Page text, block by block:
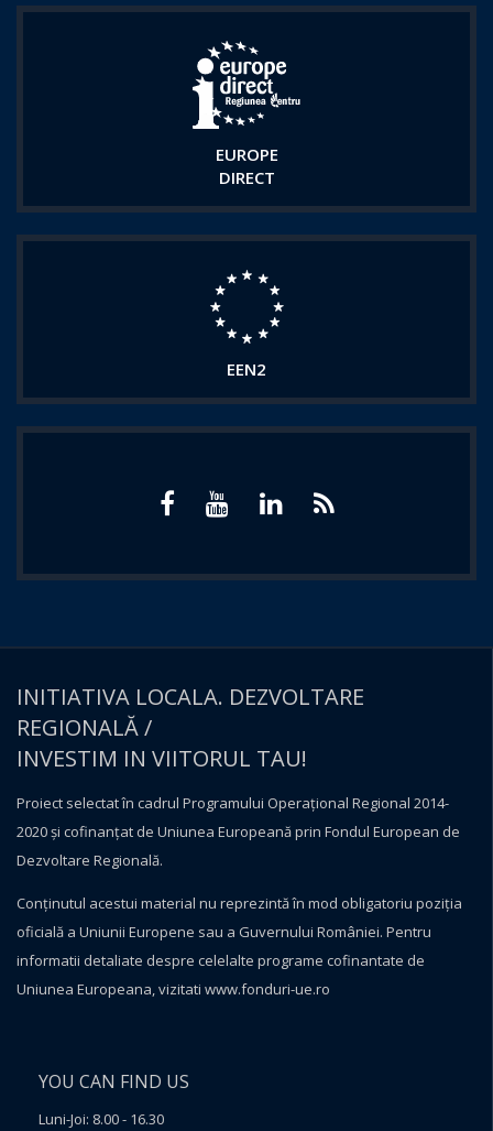
EUROPE
DIRECT
EEN2
INITIATIVA LOCALA. DEZVOLTARE
REGIONALĂ /
INVESTIM IN VIITORUL TAU!
Proiect selectat în cadrul Programului Operațional Regional 2014-
2020 și cofinanțat de Uniunea Europeană prin Fondul European de
Dezvoltare Regională.
Conţinutul acestui material nu reprezintă în mod obligatoriu poziţia
oficială a Uniunii Europene sau a Guvernului României. Pentru
informatii detaliate despre celelalte programe cofinantate de
Uniunea Europeana, vizitati www.fonduri-ue.ro
YOU CAN FIND US
Luni-Joi: 8.00 - 16.30